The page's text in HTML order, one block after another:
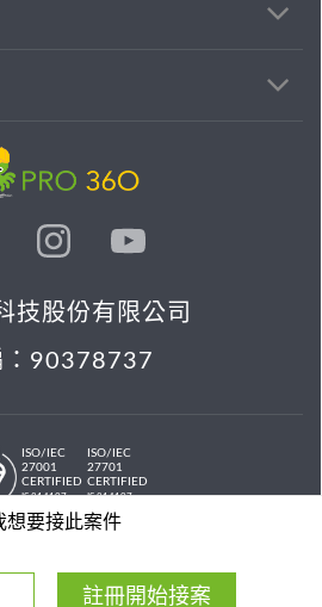
想要接此案件
註冊開始接案
技股份有限公司
：90378737
ISO/IEC
27001
CERTIFIED
IS 814197
ISO/IEC
27701
CERTIFIED
IS 814197
All rights reserved.